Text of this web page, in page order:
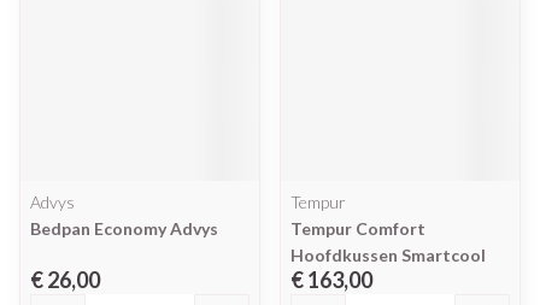
Advys
Bedpan Economy Advys
€ 26,00
Tempur
Tempur Comfort
Hoofdkussen Smartcool
€ 163,00